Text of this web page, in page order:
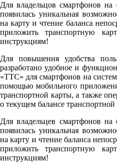
Для владельцов смартфонов
появилась уникальная
на карту и чтение баланса
приложить транспортную
инструкциям!
Для повышения удобства
разработано удобное и
«ТТС» для смартфонов на
помощью мобильного
транспортной карты, а также
о текущем балансе
Для владельцев смартфонов
появилась уникальная
на карту и чтение баланса
приложить транспортную
инструкциям!